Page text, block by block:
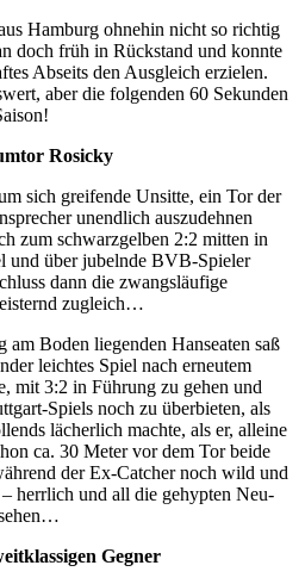
Hamburg ohnehin nicht so richtig
doch früh in Rückstand und konnte
Abseits den Ausgleich erzielen.
aber die folgenden 60 Sekunden
Rosicky
sich greifende Unsitte, ein Tor der
unendlich auszudehnen
zum schwarzgelben 2:2 mitten in
und über jubelnde BVB-Spieler
dann die zwangsläufige
zugleich…
Boden liegenden Hanseaten saß
leichtes Spiel nach erneutem
mit 3:2 in Führung zu gehen und
Spiels noch zu überbieten, als
lächerlich machte, als er, alleine
ca. 30 Meter vor dem Tor beide
der Ex-Catcher noch wild und
herrlich und all die gehypten Neu-
Gegner